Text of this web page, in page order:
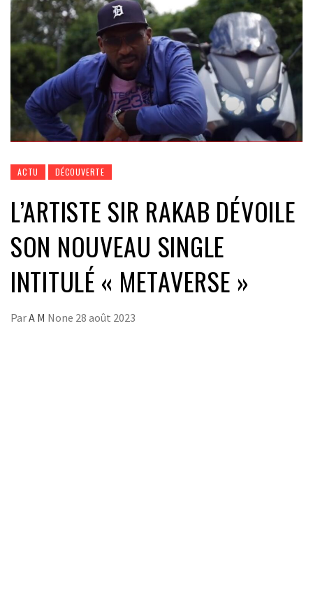
ACTU DÉCOUVERTE
L’ARTISTE SIR RAKAB DÉVOILE
SON NOUVEAU SINGLE
INTITULÉ « METAVERSE »
ParA M None 28 août 2023